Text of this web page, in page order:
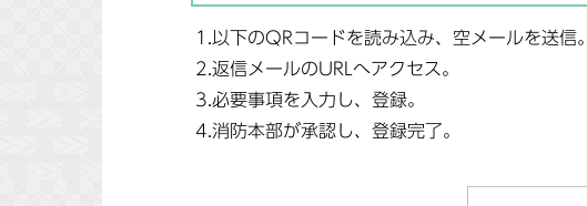
1.以下のQRコードを読み込み、空メールを送信。
2.返信メールのURLへアクセス。
3.必要事項を入力し、登録。
4.消防本部が承認し、登録完了。